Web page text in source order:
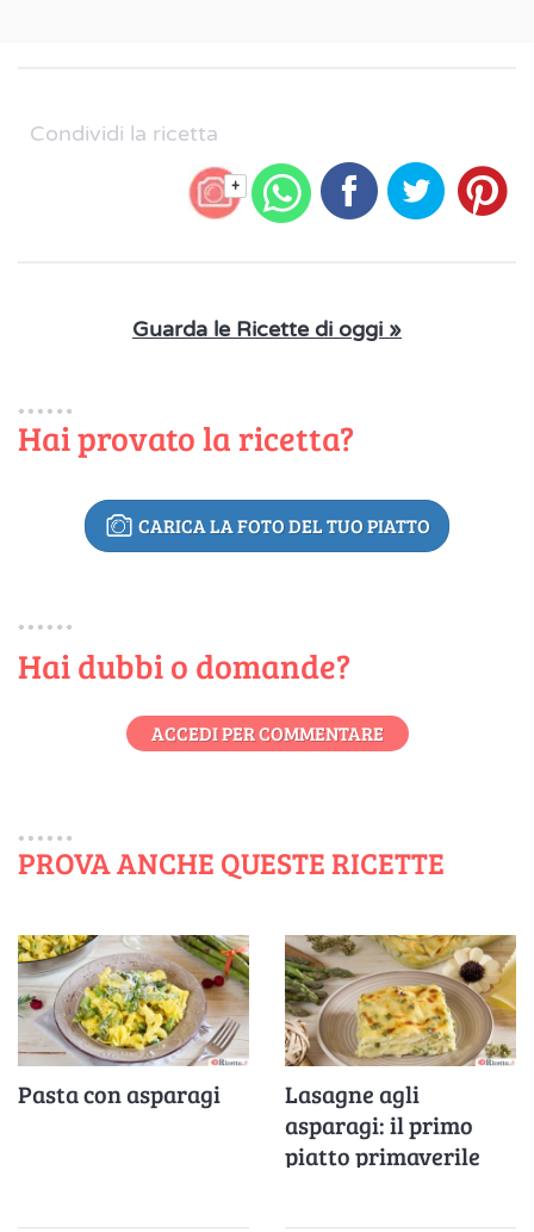
Condividi la ricetta
+
Guarda le Ricette di oggi »
Hai provato la ricetta?
CARICA LA FOTO DEL TUO PIATTO
Hai dubbi o domande?
ACCEDI PER COMMENTARE
PROVA ANCHE QUESTE RICETTE
Pasta con asparagi
Lasagne agli
asparagi: il primo
piatto primaverile